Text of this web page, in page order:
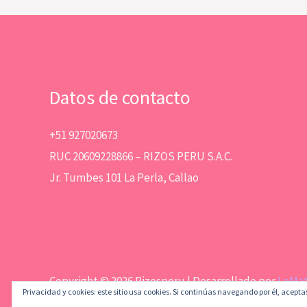
Datos de contacto
+51 927020673
RUC 20609228866 – RIZOS PERU S.A.C.
Jr. Tumbes 101 La Perla, Callao
Copyright © 2026 Rizosperu | Desarrollado por
Privacidad y cookies: este sitio usa cookies. Si continúas navegando por él,